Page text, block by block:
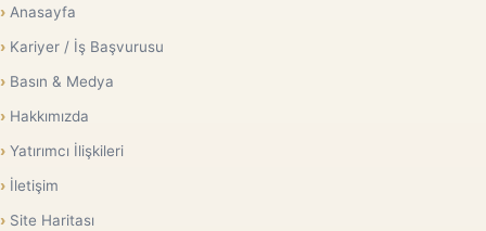
Anasayfa
Kariyer / İş Başvurusu
Basın & Medya
Hakkımızda
Yatırımcı İlişkileri
İletişim
Site Haritası